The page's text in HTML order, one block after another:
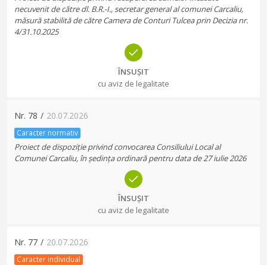
necuvenit de către dl. B.R.-I., secretar general al comunei Carcaliu,
măsură stabilită de către Camera de Conturi Tulcea prin Decizia nr.
4/31.10.2025
ÎNSUȘIT
cu aviz de legalitate
Nr. 78 / 20.07.2026
Caracter normativ
Proiect de dispoziție privind convocarea Consiliului Local al
Comunei Carcaliu, în ședința ordinară pentru data de 27 iulie 2026
ÎNSUȘIT
cu aviz de legalitate
Nr. 77 / 20.07.2026
Caracter individual